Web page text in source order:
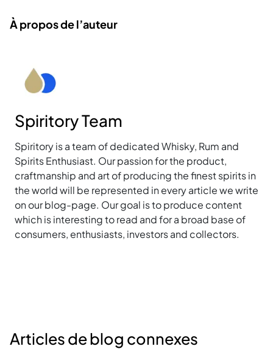
À propos de l’auteur
Spiritory Team
Spiritory is a team of dedicated Whisky, Rum and
Spirits Enthusiast. Our passion for the product,
craftmanship and art of producing the finest spirits in
the world will be represented in every article we write
on our blog-page. Our goal is to produce content
which is interesting to read and for a broad base of
consumers, enthusiasts, investors and collectors.
Articles de blog connexes